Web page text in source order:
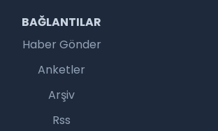
BAĞLANTILAR
Haber Gönder
Anketler
Arşiv
Rss